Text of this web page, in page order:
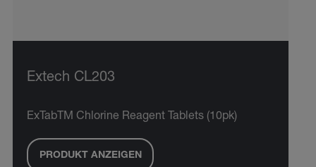
Extech CL203
ExTabTM Chlorine Reagent Tablets (10pk)
PRODUKT ANZEIGEN